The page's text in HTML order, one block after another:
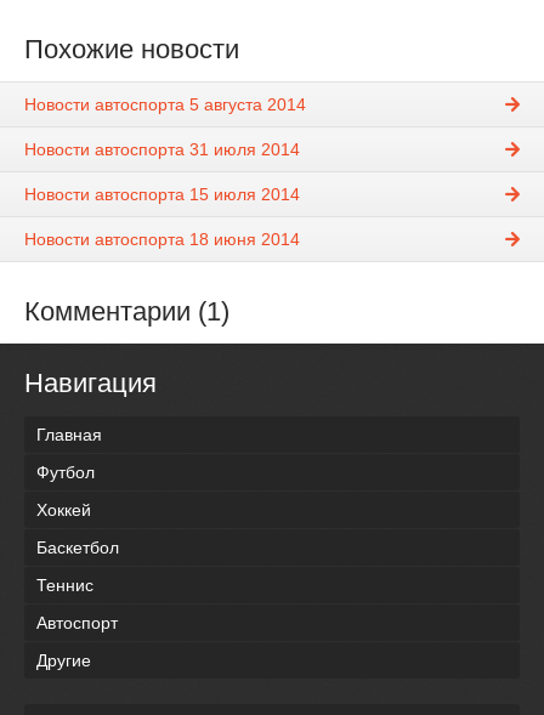
Похожие новости
Новости автоспорта 5 августа 2014
Новости автоспорта 31 июля 2014
Новости автоспорта 15 июля 2014
Новости автоспорта 18 июня 2014
Комментарии (1)
Навигация
Главная
Футбол
Хоккей
Баскетбол
Теннис
Автоспорт
Другие